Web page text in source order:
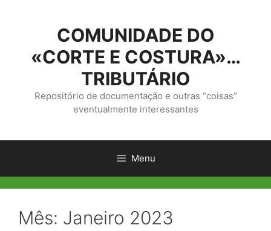
conteúdo
COMUNIDADE DO
«CORTE E COSTURA»…
TRIBUTÁRIO
Repositório de documentação e outras “coisas”
eventualmente interessantes
Menu
Mês: Janeiro 2023